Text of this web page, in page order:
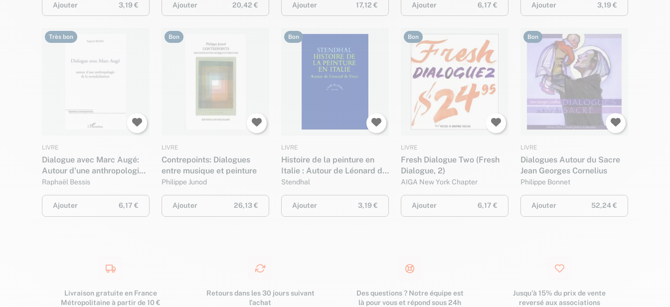
Ajouter 3,19 € Ajouter 20,42 € Ajouter 17,12 € Ajouter 6,17 € Ajouter 3,19 €
Très bon
LIVRE
Dialogue avec Marc Augé:
Autour d'une anthropologie
de la mondialisation
Raphaël Bessis
Ajouter 6,17 €
Bon
LIVRE
Contrepoints: Dialogues
entre musique et peinture
Philippe Junod
Ajouter 26,13 €
Bon
LIVRE
Histoire de la peinture en
Italie : Autour de Léonard de
Vinci
Stendhal
Ajouter 3,19 €
Bon
LIVRE
Fresh Dialogue Two (Fresh
Dialogue, 2)
AIGA New York Chapter
Ajouter 6,17 €
Bon
LIVRE
Dialogues Autour du Sacre
Jean Georges Cornelius
Philippe Bonnet
Ajouter 52,24 €
Livraison gratuite en France
Métropolitaine à partir de 10 €
Retours dans les 30 jours suivant
l'achat
Des questions ? Notre équipe est
là pour vous et répond sous 24h
Jusqu'à 15% du prix de vente
reversé aux associations